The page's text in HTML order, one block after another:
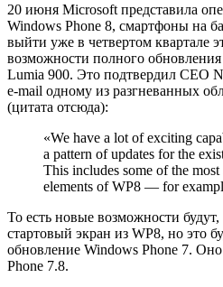
20 июня Microsoft представила
Windows Phone 8, смартфоны на
выйти уже в четвертом квартале
возможности полного
Lumia 900. Это подтвердил CEO
e-mail одному из разгневанных
(цитата отсюда):
«We have a lot of exciting
a pattern of updates for the
This includes some of the
elements of WP8 — for
То есть новые возможности
стартовый экран из WP8, но это
обновление Windows Phone 7.
Phone 7.8.